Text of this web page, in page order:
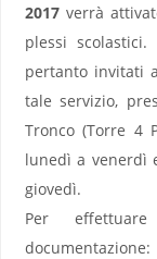
2017verrà
plessi
pertanto invitati
tale servizio,
Tronco (Torre 4
lunedì a venerdì
giovedì.
Per
documentazione: